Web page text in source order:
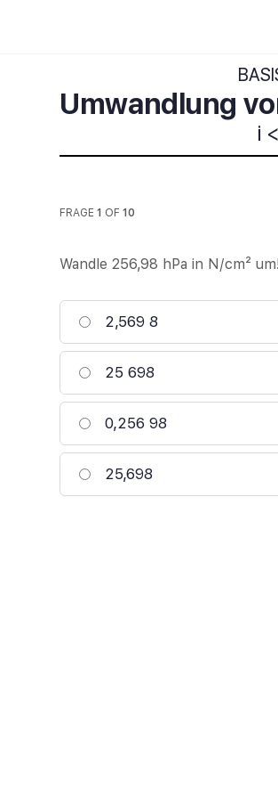
Umwandlung
i
FRAGE 1 OF 10
Wandle 256,98 hPa in N/cm² um!
2,569 8
25 698
0,256 98
25,698